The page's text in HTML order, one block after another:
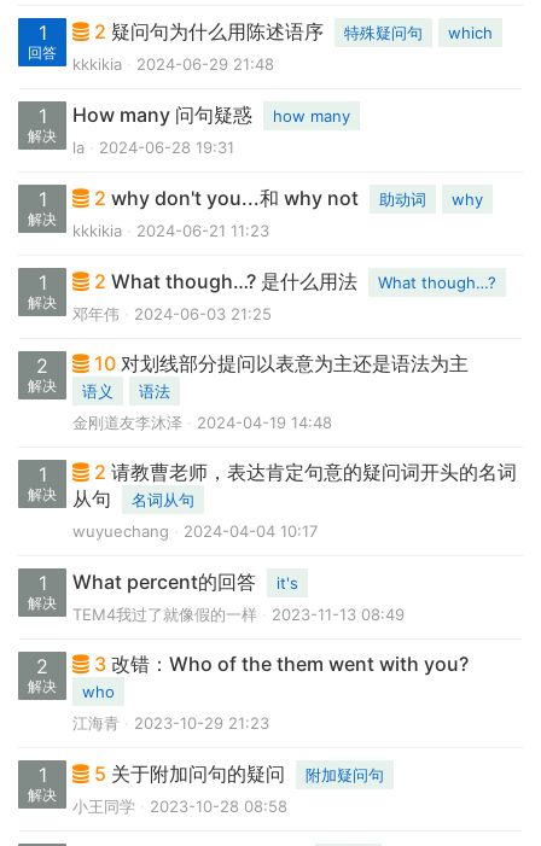
1
回答
2 疑问句为什么用陈述语序 特殊疑问句
which
kkkikia
2024-06-29 21:48
1
解决
How many 问句疑惑
how many
la
2024-06-28 19:31
1
解决
2 why don't you...和 why not 助动词
why
kkkikia
2024-06-21 11:23
1
解决
2 What though…? 是什么用法
What though…?
邓年伟
2024-06-03 21:25
2
解决
10 对划线部分提问以表意为主还是语法为主
语义
语法
金刚道友李沐泽
2024-04-19 14:48
1
解决
2 请教曹老师，表达肯定句意的疑问词开头的名词
从句
名词从句
wuyuechang
2024-04-04 10:17
1
解决
What percent的回答
it's
TEM4我过了就像假的一样
2023-11-13 08:49
2
解决
3 改错：Who of the them went with you?
who
江海青
2023-10-29 21:23
1
解决
5 关于附加问句的疑问
附加疑问句
小王同学
2023-10-28 08:58